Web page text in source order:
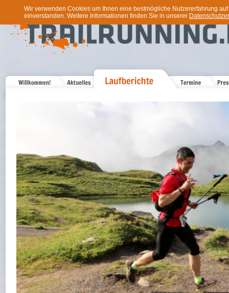
Wir verwenden Cookies um Ihnen eine bestmögliche Nutzererfahrung
einverstanden. Weitere Informationen finden Sie in unserer